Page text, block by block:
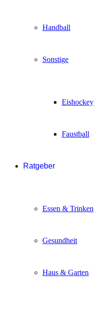
Handball
Sonstige
Eishockey
Faustball
Ratgeber
Essen & Trinken
Gesundheit
Haus & Garten